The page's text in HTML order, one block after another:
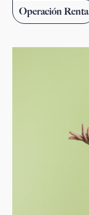
Operación Renta